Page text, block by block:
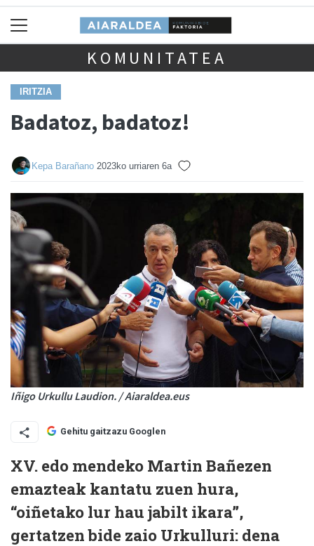
KOMUNITATEA
IRITZIA
Badatoz, badatoz!
Kepa Barañano 2023ko urriaren 6a
Iñigo Urkullu Laudion. / Aiaraldea.eus
Gehitu gaitzazu Googlen
XV. edo mendeko Martin Bañezen
emazteak kantatu zuen hura,
“oiñetako lur hau jabilt ikara”,
gertatzen bide zaio Urkulluri: dena